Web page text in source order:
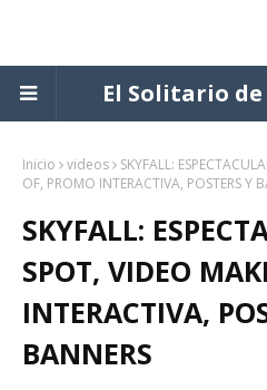
El Solitario
Inicio videos
SKYFALL:
OF, PROMO INTERACTIVA, POSTERS Y
SKYFALL:
SPOT, VIDEO
INTERACTIVA,
BANNERS